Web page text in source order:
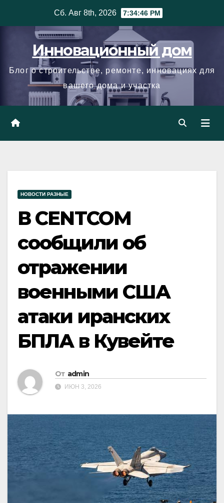
Сб. Авг 8th, 2026 7:34:47 PM
Инновационный дом
Блог о строительстве, ремонте, инновациях для
вашего дома и участка
НОВОСТИ РАЗНЫЕ
В CENTCOM
сообщили об
отражении
военными США
атаки иранских
БПЛА в Кувейте
От admin
ИЮН 3, 2026